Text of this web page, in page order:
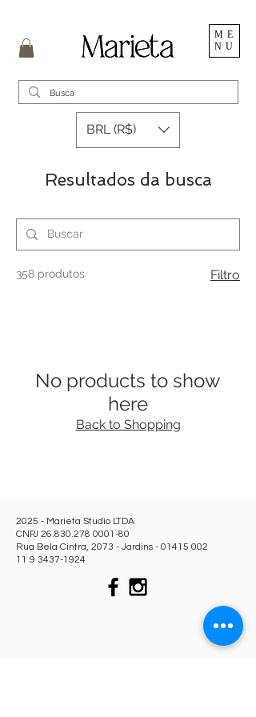
ME
NU
BRL (R$)
Resultados da busca
358 produtos Filtro
No products to show
here
Back to Shopping
2025 - Marieta Studio LTDA
CNPJ 26.830.278 0001-80
Rua Bela Cintra, 2073 - Jardins - 01415 002
11 9 3437-1924